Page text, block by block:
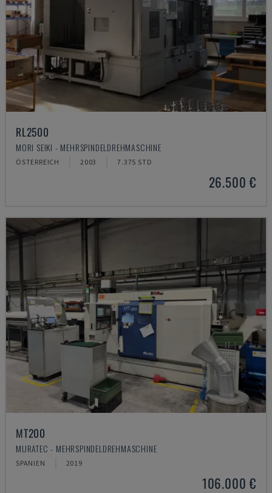
RL2500
MORI SEIKI - MEHRSPINDELDREHMASCHINE
ÖSTERREICH 2003 7.375 STD
26.500 €
MT200
MURATEC - MEHRSPINDELDREHMASCHINE
SPANIEN 2019
106.000 €